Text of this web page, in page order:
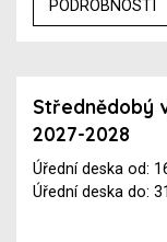
PODROBNOSTI
Střednědobý
2027-2028
Úřední deska od:
Úřední deska do: